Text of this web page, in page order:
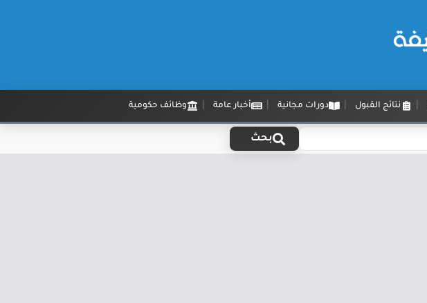
نتائج القبول دورات مجانية أخبار عامة وظائف حكومية
بحث